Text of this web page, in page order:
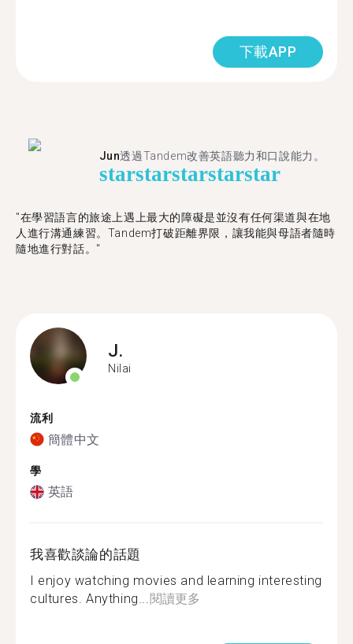
下載APP
Jun透過Tandem改善英語聽力和口說能力。
starstarstarstarstar
"在學習語言的旅途上遇上最大的障礙是並沒有任何渠道與在地
人進行溝通練習。Tandem打破距離界限，讓我能與母語者隨時
隨地進行對話。"
J.
Nilai
流利
簡體中文
學
英語
我喜歡談論的話題
I enjoy watching movies and learning interesting
cultures. Anything...閱讀更多